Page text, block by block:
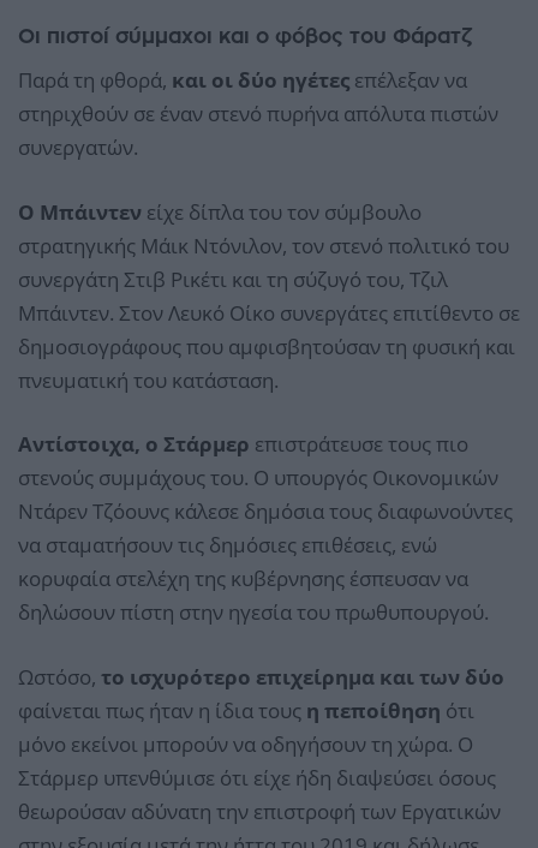
Οι πιστοί σύμμαχοι και ο φόβος του Φάρατζ
Παρά τη φθορά, και οι δύο ηγέτες επέλεξαν να
στηριχθούν σε έναν στενό πυρήνα απόλυτα πιστών
συνεργατών.
Ο Μπάιντεν είχε δίπλα του τον σύμβουλο
στρατηγικής Μάικ Ντόνιλον, τον στενό πολιτικό του
συνεργάτη Στιβ Ρικέτι και τη σύζυγό του, Τζιλ
Μπάιντεν. Στον Λευκό Οίκο συνεργάτες επιτίθεντο σε
δημοσιογράφους που αμφισβητούσαν τη φυσική και
πνευματική του κατάσταση.
Αντίστοιχα, ο Στάρμερ επιστράτευσε τους πιο
στενούς συμμάχους του. Ο υπουργός Οικονομικών
Ντάρεν Τζόουνς κάλεσε δημόσια τους διαφωνούντες
να σταματήσουν τις δημόσιες επιθέσεις, ενώ
κορυφαία στελέχη της κυβέρνησης έσπευσαν να
δηλώσουν πίστη στην ηγεσία του πρωθυπουργού.
Ωστόσο, το ισχυρότερο επιχείρημα και των δύο
φαίνεται πως ήταν η ίδια τους η πεποίθηση ότι
μόνο εκείνοι μπορούν να οδηγήσουν τη χώρα. Ο
Στάρμερ υπενθύμισε ότι είχε ήδη διαψεύσει όσους
θεωρούσαν αδύνατη την επιστροφή των Εργατικών